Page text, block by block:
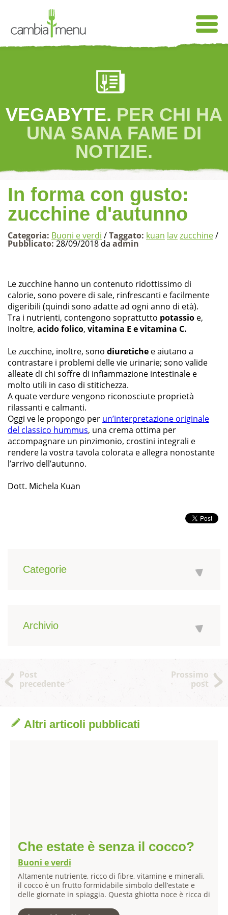
VEGABYTE. PER CHI HA
UNA SANA FAME DI
NOTIZIE.
In forma con gusto:
zucchine d'autunno
Categoria: Buoni e verdi /Taggato: kuan lavzucchine/
Pubblicato: 28/09/2018 da admin
Le zucchine hanno un contenuto ridottissimo di
calorie, sono povere di sale, rinfrescanti e facilmente
digeribili (quindi sono adatte ad ogni anno di età).
Tra i nutrienti, contengono soprattutto potassio e,
inoltre, acido folico, vitamina E e vitamina C.
Le zucchine, inoltre, sono diuretiche e aiutano a
contrastare i problemi delle vie urinarie; sono valide
alleate di chi soffre di infiammazione intestinale e
molto utili in caso di stitichezza.
A quate verdure vengono riconosciute proprietà
rilassanti e calmanti.
Oggi ve le propongo per un’interpretazione originale
del classico hummus, una crema ottima per
accompagnare un pinzimonio, crostini integrali e
rendere la vostra tavola colorata e allegra nonostante
l’arrivo dell’autunno.
Dott. Michela Kuan
Categorie
Archivio
Post
precedente
Prossimo
post
Altri articoli pubblicati
Che estate è senza il cocco?
Buoni e verdi
Altamente nutriente, ricco di fibre, vitamine e minerali,
il cocco è un frutto formidabile simbolo dell’estate e
delle giornate in spiaggia. Questa ghiotta noce è ricca di
magnesio. Inoltre, apporta una quota di vitamine del